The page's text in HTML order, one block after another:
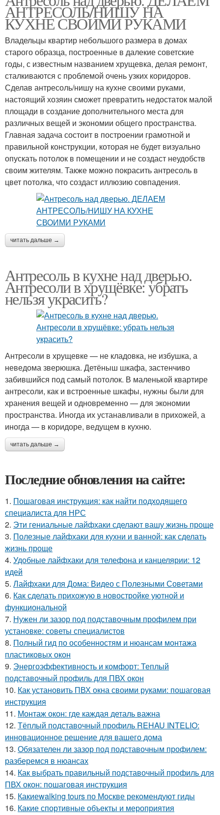
АНТРЕСОЛЬ/НИШУ НА
КУХНЕ СВОИМИ РУКАМИ
Владельцы квартир небольшого размера в домах
старого образца, построенные в далекие советские
годы, с известным названием хрущевка, делая ремонт,
сталкиваются с проблемой очень узких коридоров.
Сделав антресоль/нишу на кухне своими руками,
настоящий хозяин сможет превратить недостаток малой
площади в создание дополнительного места для
различных вещей и экономии общего пространства.
Главная задача состоит в построении грамотной и
правильной конструкции, которая не будет визуально
опускать потолок в помещении и не создаст неудобств
своим жителям. Также можно покрасить антресоль в
цвет потолка, что создаст иллюзию совпадения.
читать дальше →
Антресоль в кухне над дверью.
Антресоли в хрущёвке: убрать
нельзя украсить?
Антресоли в хрущевке — не кладовка, не избушка, а
неведома зверюшка. Детёныш шкафа, застенчиво
забившийся под самый потолок. В маленькой квартире
антресоли, как и встроенные шкафы, нужны были для
хранения вещей и одновременно — для экономии
пространства. Иногда их устанавливали в прихожей, а
иногда — в коридоре, ведущем в кухню.
читать дальше →
Последние обновления на сайте:
1. Пошаговая инструкция: как найти подходящего
специалиста для НРС
2. Эти гениальные лайфхаки сделают вашу жизнь проще
3. Полезные лайфхаки для кухни и ванной: как сделать
жизнь проще
4. Удобные лайфхаки для телефона и канцелярии: 12
идей
5. Лайфхаки для Дома: Видео с Полезными Советами
6. Как сделать прихожую в новостройке уютной и
функциональной
7. Нужен ли зазор под подставочным профилем при
установке: советы специалистов
8. Полный гид по особенностям и нюансам монтажа
пластиковых окон
9. Энергоэффективность и комфорт: Теплый
подставочный профиль для ПВХ окон
10. Как установить ПВХ окна своими руками: пошаговая
инструкция
11. Монтаж окон: где каждая деталь важна
12. Тёплый подставочный профиль REHAU INTELIO:
инновационное решение для вашего дома
13. Обязателен ли зазор под подставочным профилем:
разберемся в нюансах
14. Как выбрать правильный подставочный профиль для
ПВХ окон: пошаговая инструкция
15. Какиеwalking tours по Москве рекомендуют гиды
16. Какие спортивные объекты и мероприятия